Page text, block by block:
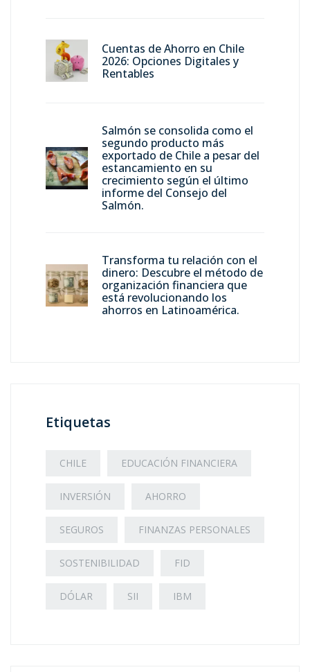
Cuentas de Ahorro en Chile
2026: Opciones Digitales y
Rentables
Salmón se consolida como el
segundo producto más
exportado de Chile a pesar del
estancamiento en su
crecimiento según el último
informe del Consejo del
Salmón.
Transforma tu relación con el
dinero: Descubre el método de
organización financiera que
está revolucionando los
ahorros en Latinoamérica.
Etiquetas
CHILE EDUCACIÓN FINANCIERA
INVERSIÓN AHORRO
SEGUROS FINANZAS PERSONALES
SOSTENIBILIDAD FID
DÓLAR SII IBM